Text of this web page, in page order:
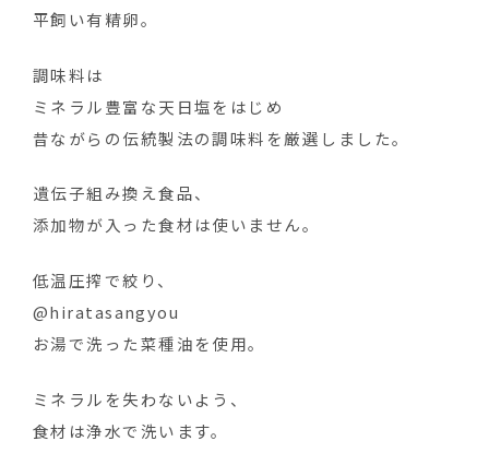
平飼い有精卵。
調味料は
ミネラル豊富な天日塩をはじめ
昔ながらの伝統製法の調味料を厳選しました。
遺伝子組み換え食品、
添加物が入った食材は使いません。
低温圧搾で絞り、
@hiratasangyou
お湯で洗った菜種油を使用。
ミネラルを失わないよう、
食材は浄水で洗います。